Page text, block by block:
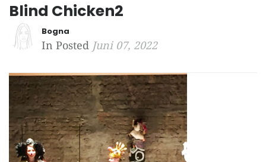
Blind Chicken2
Bogna
In Posted Juni 07, 2022